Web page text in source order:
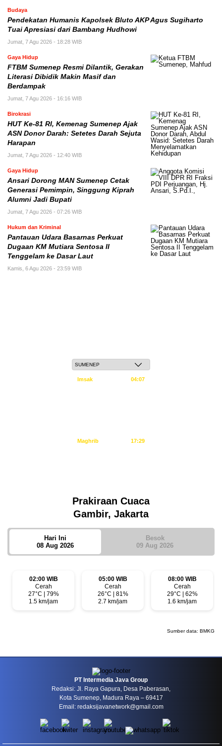
Budaya
Pendekatan Humanis Kapolsek Bluto AKP Agus Sugiharto
Tuai Apresiasi dari Bambang Hudhowi
Jumat, 7 Agu 2026 - 18:28 WIB
Gaya Hidup
FTBM Sumenep Resmi Dilantik, Gerakan
Literasi Dibidik Makin Masif dan
Berdampak
Jumat, 7 Agu 2026 - 16:16 WIB
Birokrasi
HUT Ke-81 RI, Kemenag Sumenep Ajak
ASN Donor Darah: Setetes Darah Sejuta
Harapan
Jumat, 7 Agu 2026 - 12:40 WIB
Gaya Hidup
Ansari Dorong MAN Sumenep Cetak
Generasi Pemimpin, Singgung Kiprah
Alumni Jadi Bupati
Jumat, 7 Agu 2026 - 07:26 WIB
Hukum dan Kriminal
Pantauan Udara Basarnas Perkuat
Dugaan KM Mutiara Sentosa II
Tenggelam ke Dasar Laut
Kamis, 6 Agu 2026 - 23:59 WIB
Imsak 04:07
Maghrib 17:29
Prakiraan Cuaca
Gambir, Jakarta
Hari Ini
08 Aug 2026
Besok
09 Aug 2026
02:00 WIB
Cerah
27°C | 79%
1.5 km/jam
05:00 WIB
Cerah
26°C | 81%
2.7 km/jam
08:00 WIB
Cerah
29°C | 62%
1.6 km/jam
Sumber data: BMKG
PT Intermedia Java Group
Redaksi: Jl. Raya Gapura, Desa Paberasan,
Kota Sumenep, Madura Raya – 69417
Email: redaksijavanetwork@gmail.com